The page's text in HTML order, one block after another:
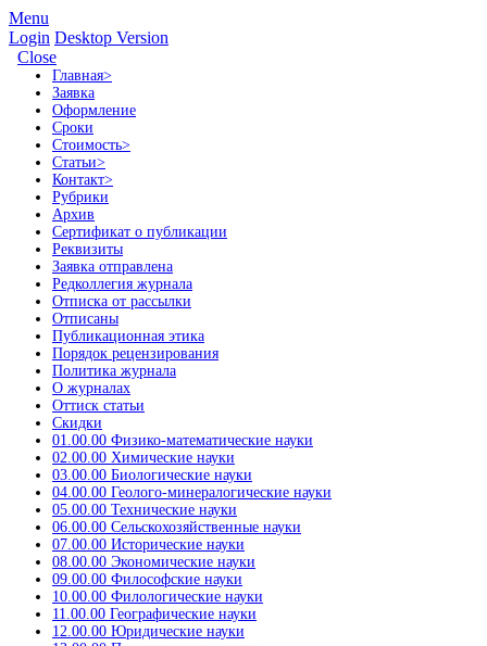
Menu
Login Desktop Version
Close
Главная>
Заявка
Оформление
Сроки
Стоимость>
Статьи>
Контакт>
Рубрики
Архив
Сертификат о публикации
Реквизиты
Заявка отправлена
Редколлегия журнала
Отписка от рассылки
Отписаны
Публикационная этика
Порядок рецензирования
Политика журнала
О журналах
Оттиск статьи
Скидки
01.00.00 Физико-математические науки
02.00.00 Химические науки
03.00.00 Биологические науки
04.00.00 Геолого-минералогические науки
05.00.00 Технические науки
06.00.00 Сельскохозяйственные науки
07.00.00 Исторические науки
08.00.00 Экономические науки
09.00.00 Философские науки
10.00.00 Филологические науки
11.00.00 Географические науки
12.00.00 Юридические науки